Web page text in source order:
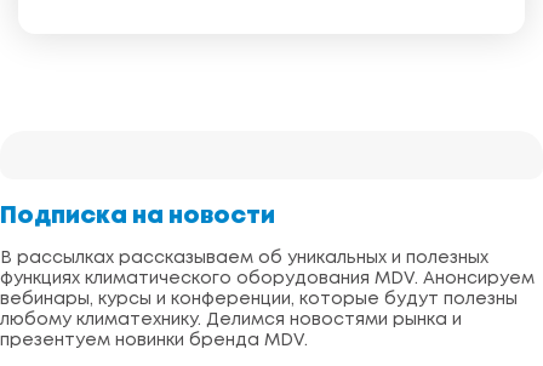
Подписка на новости
В рассылках рассказываем об уникальных и полезных
функциях климатического оборудования MDV. Анонсируем
вебинары, курсы и конференции, которые будут полезны
любому климатехнику. Делимся новостями рынка и
презентуем новинки бренда MDV.